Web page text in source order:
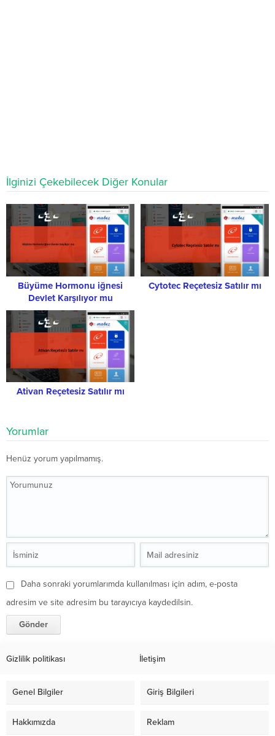
İlginizi Çekebilecek Diğer Konular
Büyüme Hormonu iğnesi
Devlet Karşılıyor mu
Cytotec Reçetesiz Satılır mı
Ativan Reçetesiz Satılır mı
Yorumlar
Henüz yorum yapılmamış.
Daha sonraki yorumlarımda kullanılması için adım, e-posta
adresim ve site adresim bu tarayıcıya kaydedilsin.
Gizlilik politikası İletişim
Genel Bilgiler Giriş Bilgileri
Hakkımızda Reklam